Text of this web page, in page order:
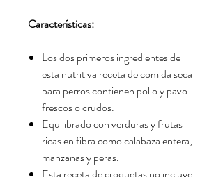
Características:
Los dos primeros ingredientes de
esta nutritiva receta de comida seca
para perros contienen pollo y pavo
frescos o crudos.
Equilibrado con verduras y frutas
ricas en fibra como calabaza entera,
manzanas y peras.